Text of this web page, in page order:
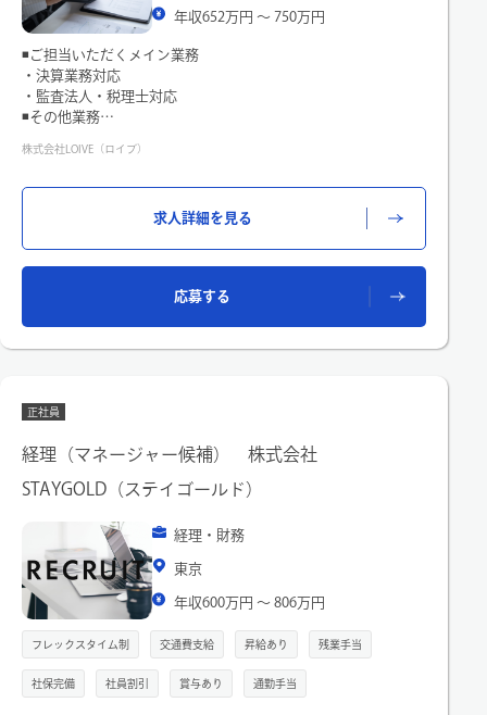
年収652万円 〜 750万円
◾️ご担当いただくメイン業務
・決算業務対応
・監査法人・税理士対応
◾️その他業務
・会計ソフト（勘定奉行）を使用した経理処理業務
(雇入れ直後)管理部経理課（所属部門）に関わる業務全般及びこ
れに付随する業務
株式会社LOIVE（ロイブ）
求人詳細を見る
応募する
正社員
経理（マネージャー候補） 株式会社
STAYGOLD（ステイゴールド）
経理・財務
東京
年収600万円 〜 806万円
フレックスタイム制 交通費支給 昇給あり 残業手当
社保完備 社員割引 賞与あり 通勤手当